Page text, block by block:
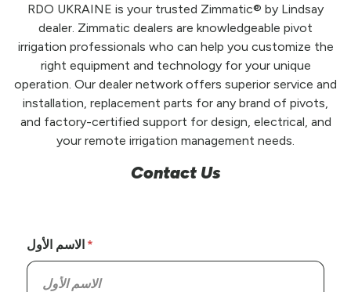
RDO UKRAINE is your trusted Zimmatic® by Lindsay
dealer. Zimmatic dealers are knowledgeable pivot
irrigation professionals who can help you customize the
right equipment and technology for your unique
operation. Our dealer network offers superior service and
installation, replacement parts for any brand of pivots,
and factory-certified support for design, electrical, and
your remote irrigation management needs.
Contact Us
الاسم الأول